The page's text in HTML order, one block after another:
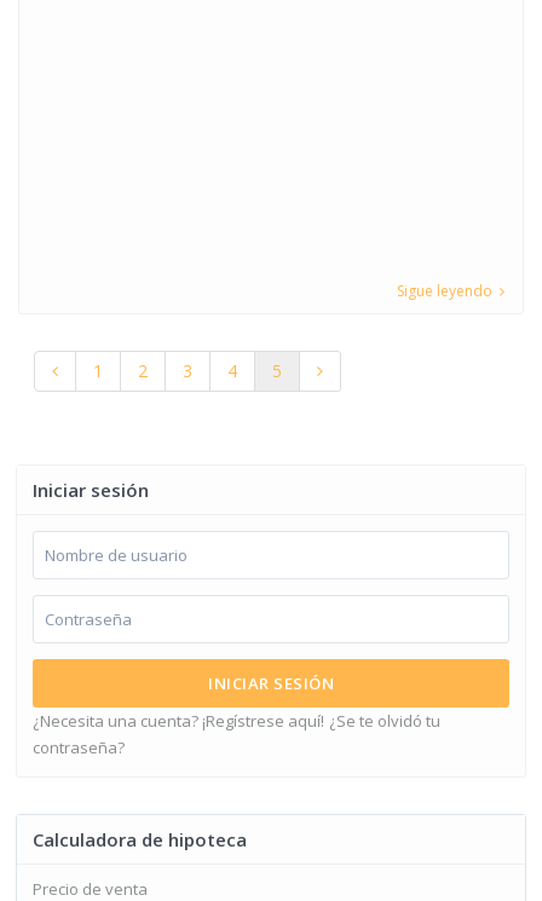
Sigue leyendo
1 2 3 4 5
Iniciar sesión
INICIAR SESIÓN
¿Necesita una cuenta? ¡Regístrese aquí! ¿Se te olvidó tu
contraseña?
Calculadora de hipoteca
Precio de venta